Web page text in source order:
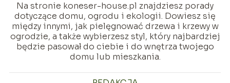
Na stronie koneser-house.pl znajdziesz porady
dotyczące domu, ogrodu i ekologii. Dowiesz się
między innymi, jak pielęgnować drzewa i krzewy w
ogrodzie, a także wybierzesz styl, który najbardziej
będzie pasował do ciebie i do wnętrza twojego
domu lub mieszkania.